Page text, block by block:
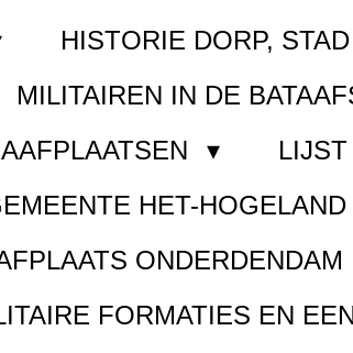
HISTORIE DORP,
MILITAIREN IN DE
HET-HOGELAND
ONDERDENDAM
FORMATIES EN